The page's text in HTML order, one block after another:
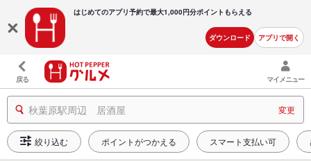
はじめてのアプリ予約で最大1,000円分ポイントもらえる
ダウンロード アプリで開く
戻る マイメニュー
秋葉原駅周辺 居酒屋 変更
絞り込む ポイントがつかえる スマート支払い可